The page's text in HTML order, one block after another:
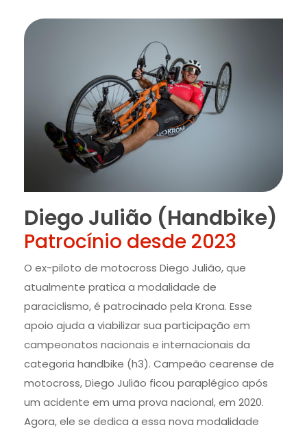
Diego Julião (Handbike)
Patrocínio desde 2023
O ex-piloto de motocross Diego Julião, que
atualmente pratica a modalidade de
paraciclismo, é patrocinado pela Krona. Esse
apoio ajuda a viabilizar sua participação em
campeonatos nacionais e internacionais da
categoria handbike (h3). Campeão cearense de
motocross, Diego Julião ficou paraplégico após
um acidente em uma prova nacional, em 2020.
Agora, ele se dedica a essa nova modalidade